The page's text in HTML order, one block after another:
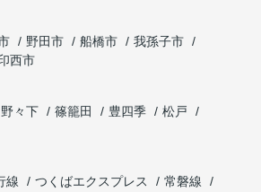
野田市 船橋市
我孫子市
西市
野々下 篠籠田 豊四季
松戸
線 つくばエクスプレス
常磐線